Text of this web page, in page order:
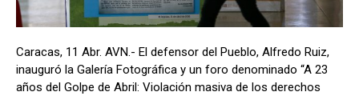
Caracas, 11 Abr. AVN.- El defensor del Pueblo, Alfredo Ruiz,
inauguró la Galería Fotográfica y un foro denominado “A 23
años del Golpe de Abril: Violación masiva de los derechos